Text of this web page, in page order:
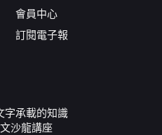
會員中心
訂閱電子報
字承載的知識
沙龍講座